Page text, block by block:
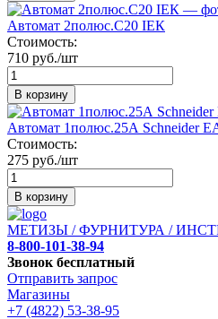
Автомат 2полюс.С20 IEК
Стоимость:
710 руб./шт
В корзину
Автомат 1полюс.25А Schneider
Стоимость:
275 руб./шт
В корзину
МЕТИЗЫ / ФУРНИТУРА /
8-800-101-38-94
Звонок бесплатный
Отправить запрос
Магазины
+7 (4822) 53-38-95